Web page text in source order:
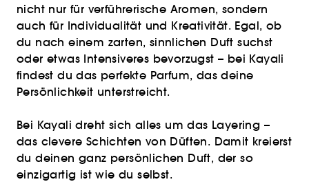
nicht nur für verführerische Aromen, sondern
auch für Individualität und Kreativität. Egal, ob
du nach einem zarten, sinnlichen Duft suchst
oder etwas Intensiveres bevorzugst – bei Kayali
findest du das perfekte Parfum, das deine
Persönlichkeit unterstreicht.
Bei Kayali dreht sich alles um das Layering –
das clevere Schichten von Düften. Damit kreierst
du deinen ganz persönlichen Duft, der so
einzigartig ist wie du selbst.